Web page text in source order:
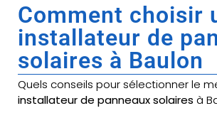
Comment choisir
installateur de
solaires à Baulon
Quels conseils pour sélectionner le
installateur de panneaux solaires à